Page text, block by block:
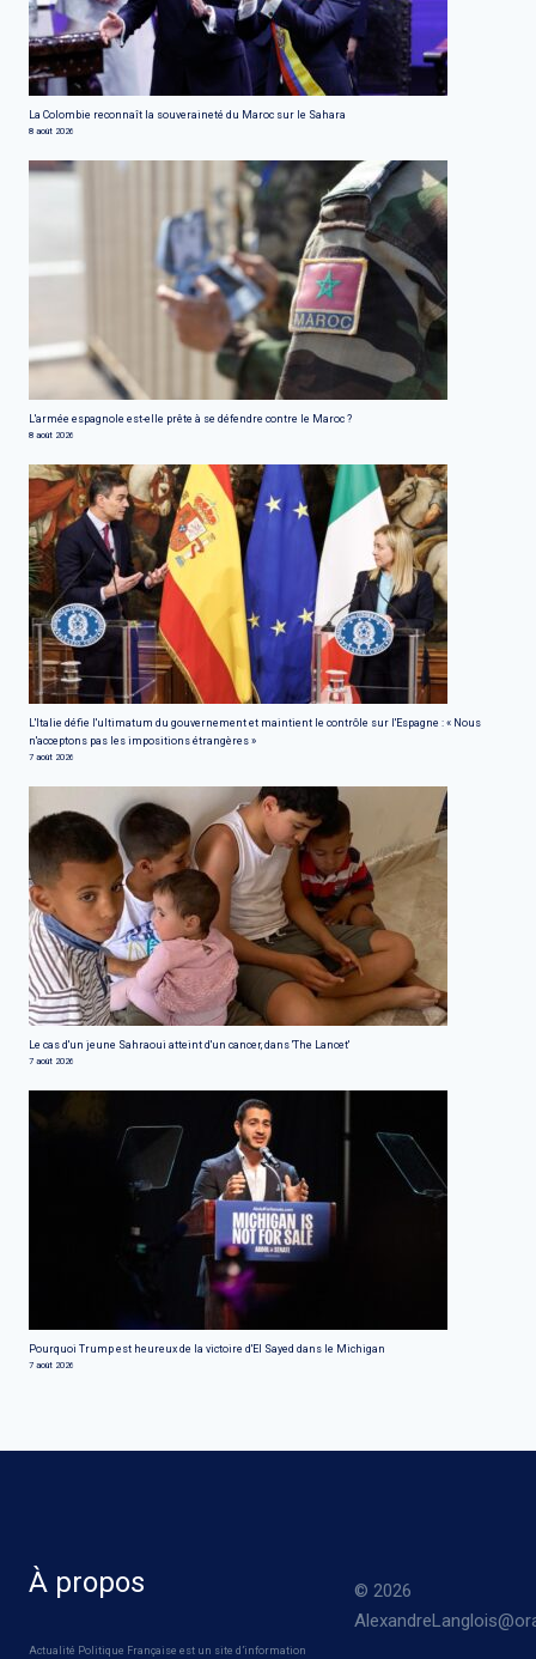
La Colombie reconnaît la souveraineté du Maroc sur le Sahara
8 août 2026
L'armée espagnole est-elle prête à se défendre contre le Maroc ?
8 août 2026
L'Italie défie l'ultimatum du gouvernement et maintient le contrôle sur l'Espagne : « Nous
n'acceptons pas les impositions étrangères »
7 août 2026
Le cas d'un jeune Sahraoui atteint d'un cancer, dans 'The Lancet'
7 août 2026
Pourquoi Trump est heureux de la victoire d'El Sayed dans le Michigan
7 août 2026
À propos
Actualité Politique Française est un site d’information
© 2026